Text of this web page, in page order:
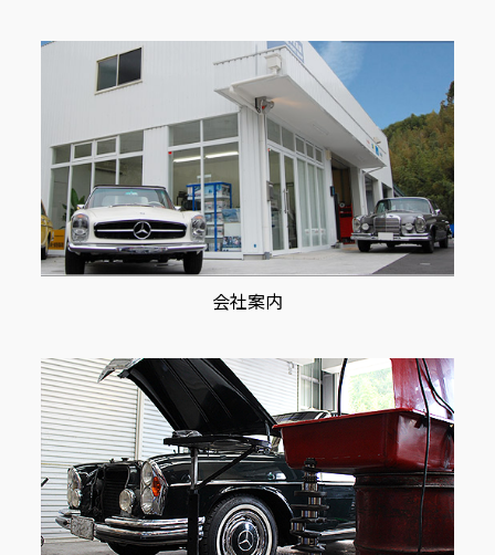
会社案内